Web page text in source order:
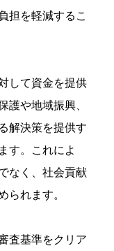
担を軽減するこ
して資金を提供
護や地域振興、
解決策を提供す
す。これによ
なく、社会貢献
られます。
査基準をクリア